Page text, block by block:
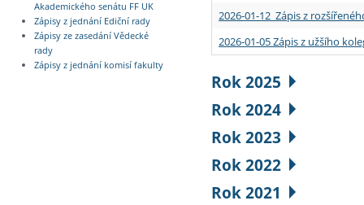
Akademického senátu FF UK
Zápisy z jednání Ediční rady
Zápisy ze zasedání Vědecké
rady
Zápisy z jednání komisí fakulty
2026-01-12 Zápis z
2026-01-05 Zápis z užšího
Rok 2025
Rok 2024
Rok 2023
Rok 2022
Rok 2021